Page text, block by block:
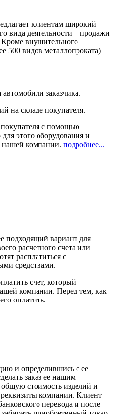
клиентам широкий
вида деятельности – продажи
Кроме внушительного
500 видов металлопроката)
заказчика.
на складе покупателя.
покупателя с помощью
этого оборудования и
нашей компании. подробнее...
подходящий вариант для
расчетного счета или
расплатиться с
средствами.
счет, который
компании. Перед тем, как
оплатить.
и определившись с ее
заказ ее нашим
стоимость изделий и
реквизиты компании. Клиент
перевода и после